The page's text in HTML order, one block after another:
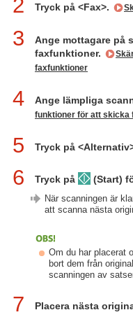
2 Tryck på <Fax>.
3
Ange mottagare på
faxfunktioner.
faxfunktioner
4 Ange lämpliga
funktioner för att skicka
5 Tryck på
6 Tryck på (Start)
När scanningen är
att scanna nästa
Om du har placerat
bort dem från
scanningen av
7 Placera nästa